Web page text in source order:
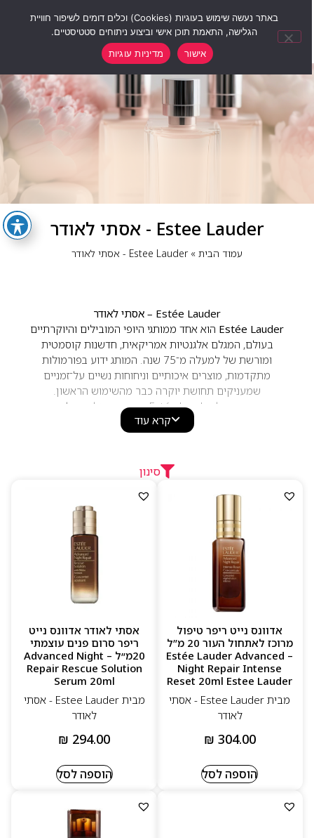
Estee Lauder - אסתי לאודר
עמוד הבית» Estee Lauder - אסתי לאודר
Estée Lauder – אסתי לאודר
Estée Lauderהוא אחד ממותגי היופי המובילים והיוקרתיים
בעולם, המגלם אלגנטיות אמריקאית, חדשנות קוסמטית
ומורשת של למעלה מ־75 שנה. המותג ידוע בפורמולות
מתקדמות, מוצרים איכותיים וניחוחות נשיים על־זמניים
שמעניקים תחושת יוקרה כבר מהשימוש הראשון.
המוצרים של Estée Lauder מבוססים על
טכנולוגיות
אנטי־אייג’ינג מתקדמות, קומפלקסי לחות רבי־עוצמה,
פפטידים, אנטי־אוקסידנטים ורכיבים פעילים חדשניים
למוביל בתחום ברמת מחקר ויעילות.
בתחום הבישום, אסתי לאודר מזוהה עם ניחוחות נשיים,
אלגנטיים ומרשימים הכוללים
פרחים לבנים עשירים, וניל
. קלאסיקות כמו
Pleasures
Modern Muse ממשיכות
להיות אהובות בכל העולם.
למה לבחור ב–Estée Lauder
פורמולות טיפוח מתקדמות עם תוצאות מוכחות
מותג יוקרה בינלאומי עם אמינות גבוהה
מגוון רחב של טיפוח, איפור ובישום ברמת פרימיום
קרא עוד
סינון
אדוונס נייט ריפר טיפול
מרוכז לאתחול העור 20 מ”ל
– Estée Lauder Advanced
Night Repair Intense
Reset 20ml Estee Lauder
מבית Estee Lauder - אסתי
לאודר
₪ 304.00
הוספה לסל
אסתי לאודר אדוונס נייט
ריפר סרום פנים עוצמתי
20מ״ל – Advanced Night
Repair Rescue Solution
Serum 20ml
מבית Estee Lauder - אסתי
לאודר
₪ 294.00
הוספה לסל
באתר נעשה שימוש בעוגיות (Cookies) וכלים דומים לשיפור חוויית
הגלישה, התאמת תוכן אישי וביצוע ניתוחים סטטיסטיים.
אישור
מדיניות עוגיות